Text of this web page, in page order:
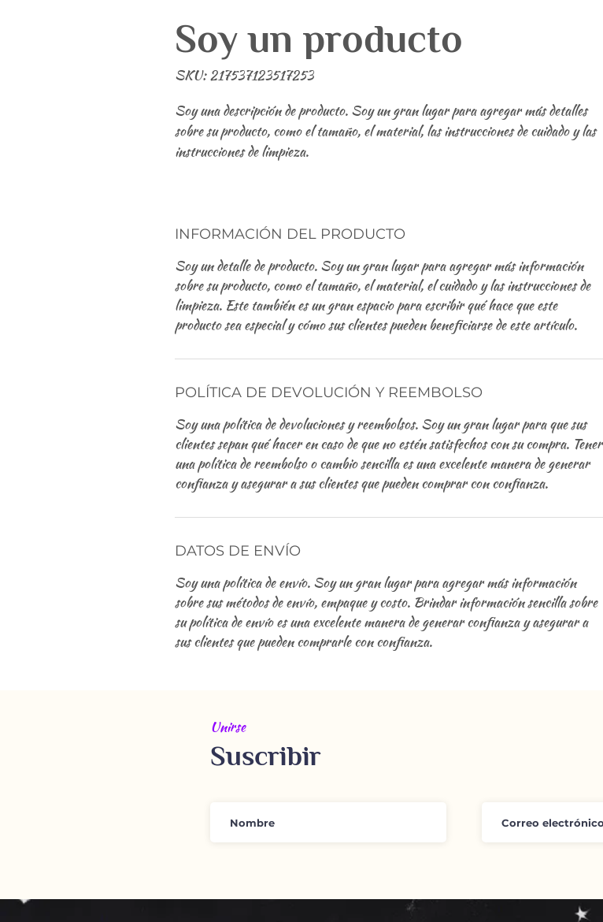
Soy un producto
SKU: 217537123517253
Soy una descripción de producto. Soy un gran lugar para agregar más detalles
sobre su producto, como el tamaño, el material, las instrucciones de cuidado y las
instrucciones de limpieza.
INFORMACIÓN DEL PRODUCTO
Soy un detalle de producto. Soy un gran lugar para agregar más información
sobre su producto, como el tamaño, el material, el cuidado y las instrucciones de
limpieza. Este también es un gran espacio para escribir qué hace que este
producto sea especial y cómo sus clientes pueden beneficiarse de este artículo.
POLÍTICA DE DEVOLUCIÓN Y REEMBOLSO
Soy una política de devoluciones y reembolsos. Soy un gran lugar para que sus
clientes sepan qué hacer en caso de que no estén satisfechos con su compra. Tener
una política de reembolso o cambio sencilla es una excelente manera de generar
confianza y asegurar a sus clientes que pueden comprar con confianza.
DATOS DE ENVÍO
Soy una política de envío. Soy un gran lugar para agregar más información
sobre sus métodos de envío, empaque y costo. Brindar información sencilla sobre
su política de envío es una excelente manera de generar confianza y asegurar a
sus clientes que pueden comprarle con confianza.
Unirse
Suscribir